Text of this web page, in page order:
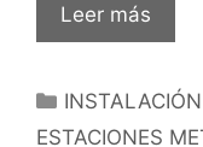
Leer más
para
de
Categorías
ESTACIONES